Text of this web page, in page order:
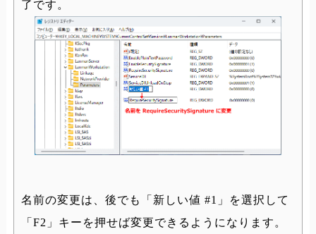
了です。
名前の変更は、後でも「新しい値 #1」を選択して
「F2」キーを押せば変更できるようになります。